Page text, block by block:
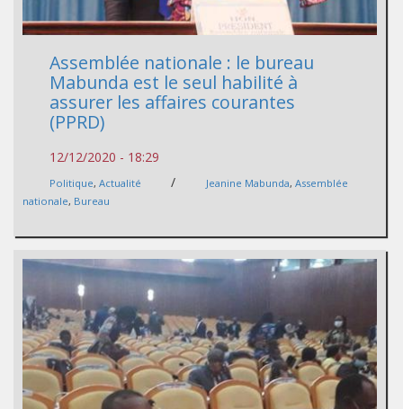
Assemblée nationale : le bureau
Mabunda est le seul habilité à
assurer les affaires courantes
(PPRD)
12/12/2020 - 18:29
Politique, Actualité / Jeanine Mabunda, Assemblée
nationale, Bureau